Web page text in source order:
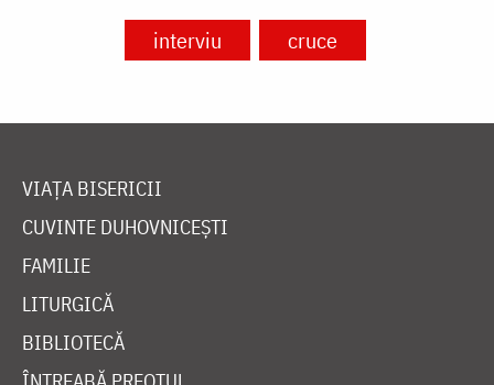
interviu cruce
VIAȚA BISERICII
CUVINTE DUHOVNICEȘTI
FAMILIE
LITURGICĂ
BIBLIOTECĂ